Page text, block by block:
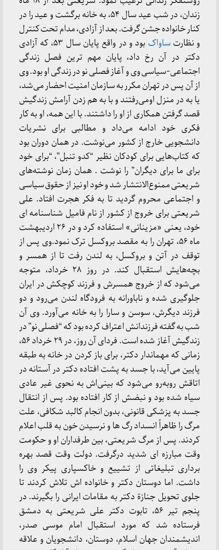
زندان، در شب عید سال ۵۴، به خانه برگشت و عید را در
کنار خانواده جشن گرفت. بعد از آزادی، مدام تحت کنترل
و نظارتساواک
بود و در واقع پایان سال ۵۳، که آزادی
دکتر در آن رخ داد، پایان مهم ترین فصل زندگی
اجتماعی-سیاسی وی و آغاز فصلی نو در زندگی او بود. وی
از آن پس در تهران مکرر به سازمان امنیت احضار می‌شد،
یا به در منزل اومی‌رفتند و با به هم زدن آرامش زندگیش
قصد گرفتن همکاری از او را داشتند. با این همه، او به کار
فکری خود ادامه می‌داد و مطالبی برای نشریات
دانشجویی خارج از کشور می‌نوشت. در همان دوران بود
که کتاب‌هایی برای کودکان نظیر “کدو تنبل”، “برای خود
برای ما برای دیگران” را نوشت . همان زمان نوشته‌های
شریعتی ممنوع‌الانتشار شد و خود او نیز از حقوق سیاسی
و اجتماعی محروم گردید تا به فکر هجرت افتاد. علی
شریعتی برای خروج از کشور از نام فامیل شناسنامه ای
خود، یعنی «مزینانی» استفاده کرد و در ٢۶ اردیبهشت
ماه ۵۶، تهران را به مقصد بروکسل ترک نمود.وی پس از
توقف در آتن و بروکسل، به لندن رفت تا از همسر و
بچه‌هایش استقبال کند. در روز ۲۸ خرداد، متوجه
می‌شود که از خروج همسرش و فرزند کوچکش در ایران
جلوگیری شده و ناباورانه به فرودگاه لندن می‌رود و دو
فرزند دیگرش، سوسن و سارا را به خانه می‌آورد. وی آن
شب به گفته فرزندانش اعتراف کرده بود که “فصلی نو” در
زندگیش آغاز شده است. فردای آن روز، در ٢۹ خرداد ۵۶،
زمانی که مهماندار دکتر، برای باز کردن در خانه به طبقه
پایین می‌آید، با جسد به پشت افتاده دکتر در آستانه در
اتاقش روبه‌رو می‌شود که بینی‌اش به نحوی غیر عادی
سیاه شده بود و نبضش از کار افتاده بود. پس از انتقال
جسد به پزشکی قانونی، بدون انجام کالبد شکافی، علت
مرگ را ظاهراً انسداد رگ ها و نرسیدن خون به قلب اعلام
کردند. پس از مرگ شریعتی، بین طرفداران او و حکومت
وقت مبارزه ای شدید درگرفت. دولت وقت قصد بهره
برداری تبلیغاتی از تشییع و خاکسپاری پیکر وی را
داشت. اما دوستان دکتر و خانواده اش تلاش کردند تا
جلوی تحویل جنازة دکتر به مقامات ایرانی را بگیرند. در
پنجم تیر ۵۶، تابوت دکتر علی شریعتی به دمشق
فرستاده شد که مورد استقبال امام موسی صدر،
اندیشمندان جهان اسلام، دوستان، دانشجویان و علاقه